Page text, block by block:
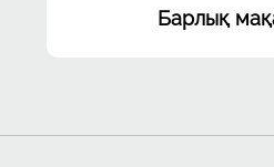
Барлық